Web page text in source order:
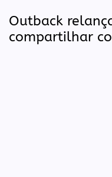
Outback
compartilhar